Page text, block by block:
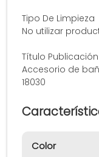
Tipo De Limpieza
No utilizar
Título Publicación
Accesorio de
18030
Color